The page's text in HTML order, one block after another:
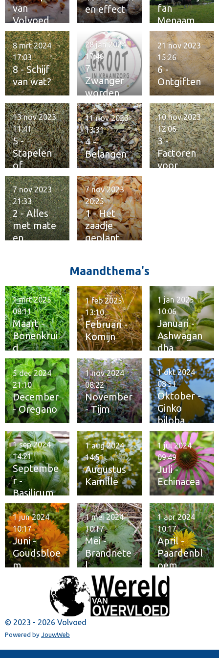
van
Volvoed
en effect
fan
Menaam
8 - Schijf
van wat?
8 mrt 2024
17:03
7 -
Zwanger
worden
28 jan 2024
17:46
6 -
Ontgiften
21 nov 2023
15:26
5 -
Stapelen
of
verzamele
n
13 nov 2023
11:41
4 -
Belangen
11 nov 2023
13:31
3 -
Factoren
voor
10 nov 2023
12:06
2 - Alles
met mate
en
7 nov 2023
21:33
1 - Het
zaadje
geplant
7 nov 2023
20:25
Maandthema's
Maart -
Bonenkrui
d
1 mrt 2025
08:11
Februari -
Komijn
1 feb 2025
13:10
Januari -
Ashwagan
dha
1 jan 2025
10:06
December
- Oregano
5 dec 2024
21:10
November
- Tijm
1 nov 2024
08:22
Oktober -
Ginko
biloba
1 okt 2024
08:51
Septembe
r -
Basilicum
1 sep 2024
14:21
Augustus -
Kamille
1 aug 2024
14:51
Juli -
Echinacea
1 jul 2024
09:49
Juni -
Goudsbloe
m
1 jun 2024
10:17
Mei -
Brandnete
l
1 mei 2024
10:17
April -
Paardenbl
oem
1 apr 2024
10:17
© 2023 - 2026 Volvoed
Powered by JouwWeb